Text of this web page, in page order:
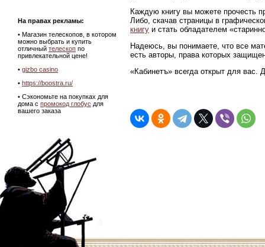
На правах рекламы:
• Магазин телескопов, в котором
можно выбрать и купить
отличный телескоп по
привлекательной цене!
• gizbo casino
• https://boostra.ru/
• Сэкономьте на покупках для
дома с промокод глобус для
вашего заказа
Каждую книгу вы можете прочесть
Либо, скачав страницы в
книгу и стать обладателем
Надеюсь, вы понимаете, что все
есть авторы, права которых
«Кабинетъ» всегда открыт для вас.